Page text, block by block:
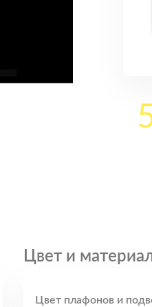
Цвет и
Цвет плафонов и